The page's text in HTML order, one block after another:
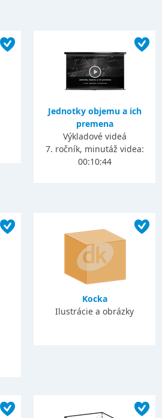
Jednotky objemu a ich
premena
Výkladové videá
7. ročník, minutáž videa:
00:10:44
Kocka
Ilustrácie a obrázky